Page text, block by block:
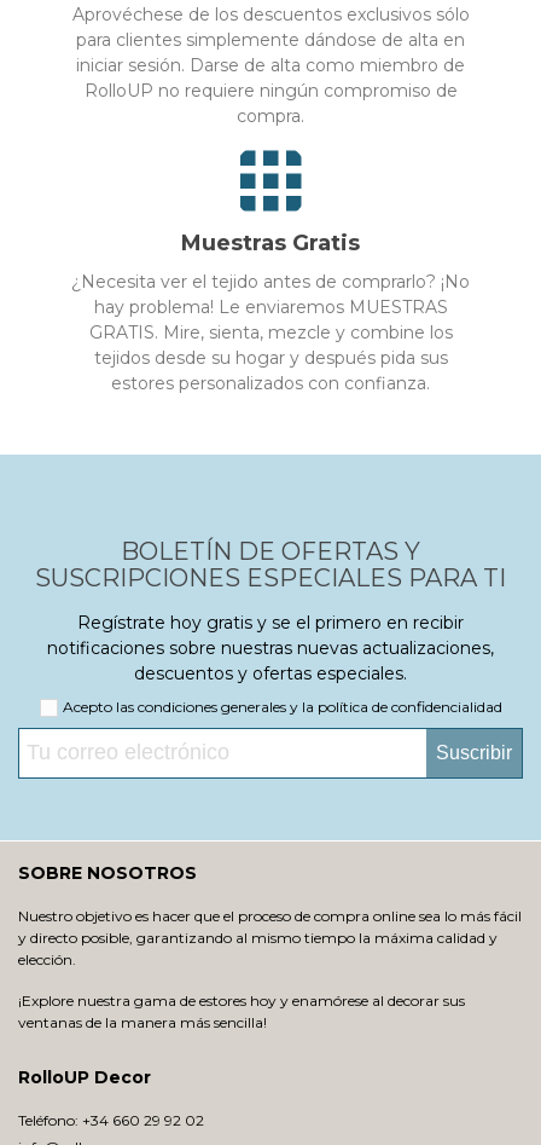
Aprovéchese de los descuentos exclusivos sólo
para clientes simplemente dándose de alta en
iniciar sesión. Darse de alta como miembro de
RolloUP no requiere ningún compromiso de
compra.
Muestras Gratis
¿Necesita ver el tejido antes de comprarlo? ¡No
hay problema! Le enviaremos MUESTRAS
GRATIS. Mire, sienta, mezcle y combine los
tejidos desde su hogar y después pida sus
estores personalizados con confianza.
BOLETÍN DE OFERTAS Y
SUSCRIPCIONES ESPECIALES PARA TI
Regístrate hoy gratis y se el primero en recibir
notificaciones sobre nuestras nuevas actualizaciones,
descuentos y ofertas especiales.
Acepto las condiciones generales y la política de confidencialidad
Suscribir
SOBRE NOSOTROS
Nuestro objetivo es hacer que el proceso de compra online sea lo más fácil
y directo posible, garantizando al mismo tiempo la máxima calidad y
elección.
¡Explore nuestra gama de estores hoy y enamórese al decorar sus
ventanas de la manera más sencilla!
RolloUP Decor
Teléfono: +34 660 29 92 02